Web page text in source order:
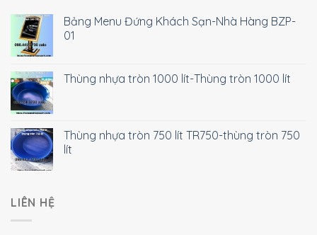
Bảng Menu Đứng Khách Sạn-Nhà Hàng BZP-
01
Thùng nhựa tròn 1000 lít-Thùng tròn 1000 lít
Thùng nhựa tròn 750 lít TR750-thùng tròn 750
lít
LIÊN HỆ